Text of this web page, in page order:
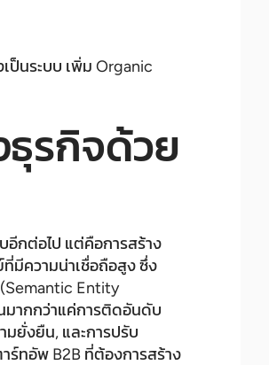
ป็นระบบ เพิ่ม Organic
ธุรกิจด้วย
อีกต่อไป แต่คือการสร้าง
มีความน่าเชื่อถือสูง ซึ่ง
Entity
มากกว่าแค่การติดอันดับ
มยั่งยืน, และการปรับ
ร์ทอัพ B2B ที่ต้องการสร้าง